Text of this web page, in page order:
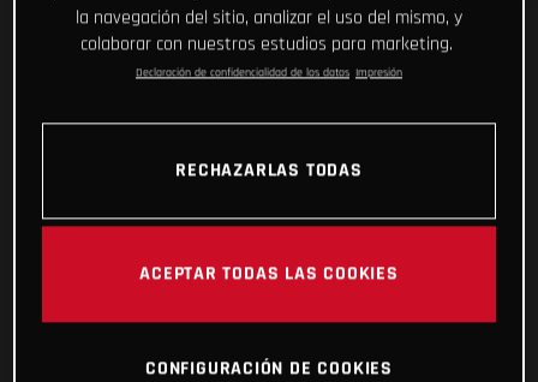
la navegación del sitio, analizar el uso del mismo, y
colaborar con nuestros estudios para marketing.
Declaración de confidencialidad de los datos Impresión
RECHAZARLAS TODAS
ACEPTAR TODAS LAS COOKIES
CONFIGURACIÓN DE COOKIES